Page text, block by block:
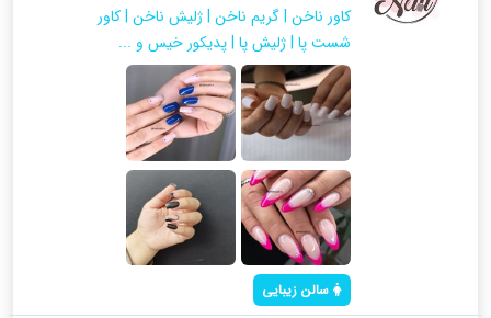
کاور‌ ناخن | گریم ناخن | ژلیش ناخن | کاور
شست پا | ژلیش پا | پدیکور خیس و ...
سالن زیبایی